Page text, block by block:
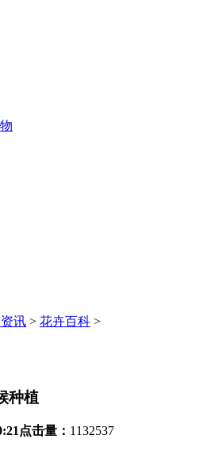
讯 > 花卉百科 >
种植
点击量： 1132537